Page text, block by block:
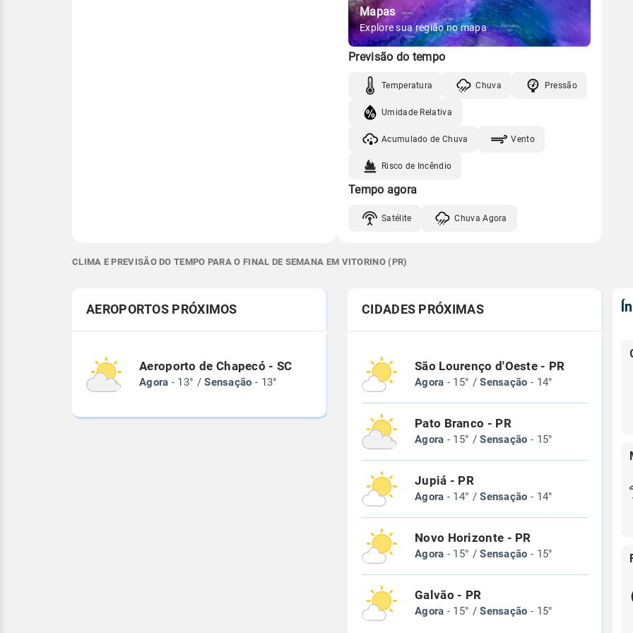
Mapas
Explore sua região no mapa
Previsão do tempo
Temperatura Chuva Pressão
Umidade Relativa
Acumulado de Chuva Vento
Risco de Incêndio
Tempo agora
Satélite Chuva Agora
CLIMA E PREVISÃO DO TEMPO PARA O FINAL DE SEMANA EM VITORINO (PR)
AEROPORTOS PRÓXIMOS
Aeroporto de Chapecó - SC
Agora - 13° /Sensação - 13°
CIDADES PRÓXIMAS
São Lourenço d'Oeste - PR
Agora - 15° /Sensação - 14°
Pato Branco - PR
Agora - 15° /Sensação - 15°
Jupiá - PR
Agora - 14° /Sensação - 14°
Novo Horizonte - PR
Agora - 15° /Sensação - 15°
Galvão - PR
Agora - 15° /Sensação - 15°